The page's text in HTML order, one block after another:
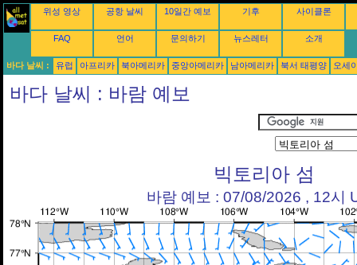
위성 영상 공항 날씨 10일간 예보 기후 사이클론
FAQ 언어 문의하기 뉴스레터 소개
바다 날씨 : 유럽 아프리카 북아메리카 중앙아메리카 남아메리카 북서 태평양 오세
바다 날씨 : 바람 예보
빅토리아 섬
바람 예보 : 07/08/2026 , 12시